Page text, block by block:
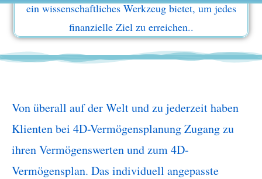
ein wissenschaftliches Werkzeug bietet, um jedes
finanzielle Ziel zu erreichen..
Von überall auf der Welt und zu jederzeit haben
Klienten bei 4D-Vermögensplanung Zugang zu
ihren Vermögenswerten und zum 4D-
Vermögensplan. Das individuell angepasste